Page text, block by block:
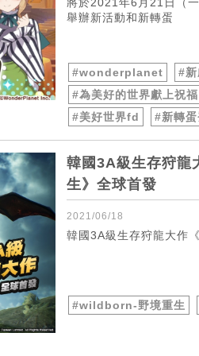
舉辦新活動和新轉蛋
#wonderplanet
#新
#為美好的世界獻上祝
#美好世界fd
#新轉
韓國3A級生存狩
生》全球首發
2021/06/18
韓國3A級生存狩龍大作
#wildborn-野境重生